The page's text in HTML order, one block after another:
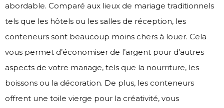
abordable. Comparé aux lieux de mariage traditionnels
tels que les hôtels ou les salles de réception, les
conteneurs sont beaucoup moins chers à louer. Cela
vous permet d’économiser de l’argent pour d’autres
aspects de votre mariage, tels que la nourriture, les
boissons ou la décoration. De plus, les conteneurs
offrent une toile vierge pour la créativité, vous